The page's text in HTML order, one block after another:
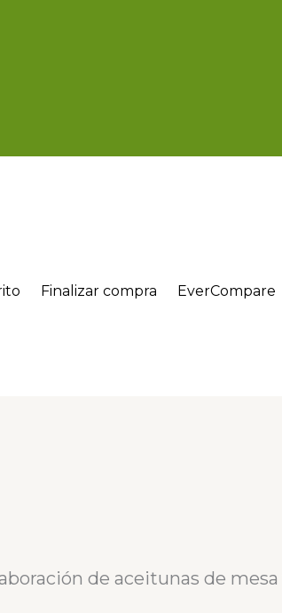
Finalizar compra EverCompare
de aceitunas de